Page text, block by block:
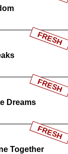
FRESH
Dreams
FRESH
Together
FRESH